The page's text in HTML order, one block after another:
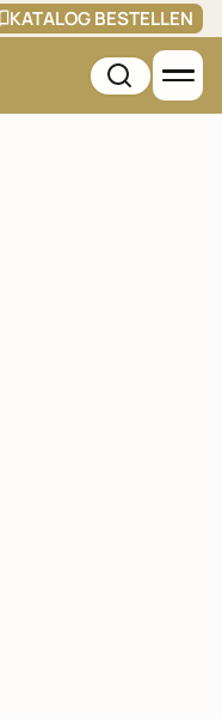
KATALOG BESTELLEN